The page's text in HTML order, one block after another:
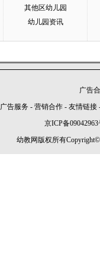
其他区幼儿园
幼儿园资讯
广告
广告服务 - 营销合作 - 友情链接
京ICP备09042963
幼教网版权所有